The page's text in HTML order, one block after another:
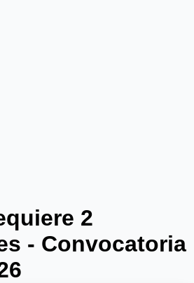
2
- Convocatoria